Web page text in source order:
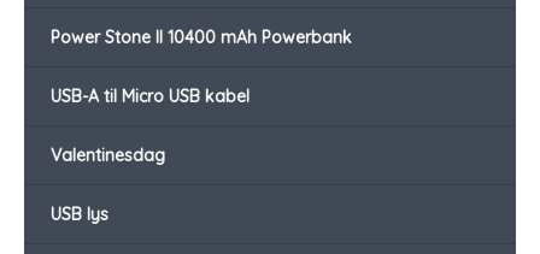
Power Stone II 10400 mAh Powerbank
USB-A til Micro USB kabel
Valentinesdag
USB lys